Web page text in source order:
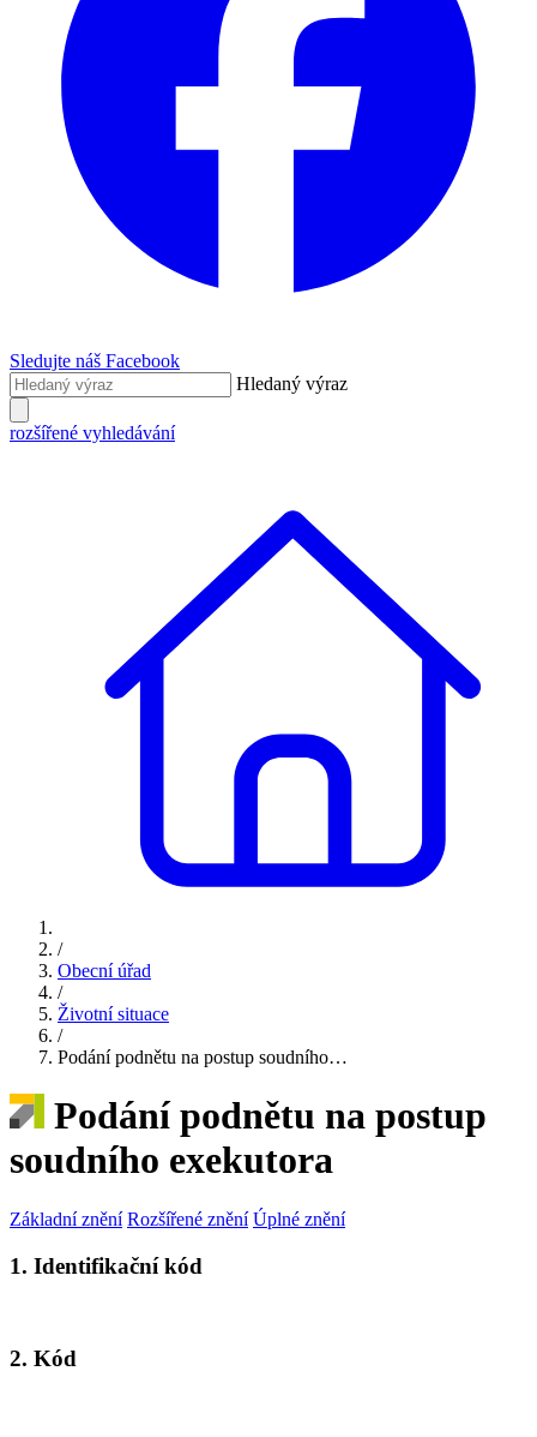
Sledujte náš Facebook
Hledaný výraz
rozšířené vyhledávání
/
Obecní úřad
/
Životní situace
/
Podání podnětu na postup soudního…
Podání podnětu na postup
soudního exekutora
Základní znění Rozšířené znění Úplné znění
1. Identifikační kód
2. Kód